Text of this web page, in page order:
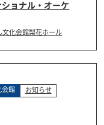
ョナル・オーケ
文化会館梨花ホール
会館
お知らせ